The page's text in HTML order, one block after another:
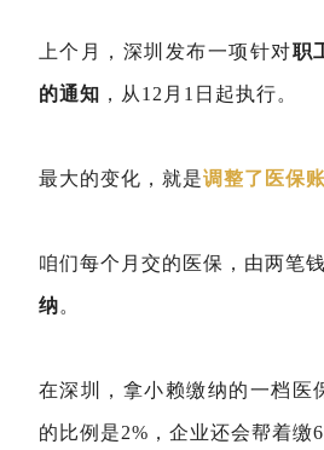
上个月，深圳发布一项针对职
的通知 ，从12月1日起执行。
最大的变化，就是调整了医保
咱们每个月交的医保，由两笔钱
纳。
在深圳，拿小赖缴纳的一档医
的比例是2%，企业还会帮着缴